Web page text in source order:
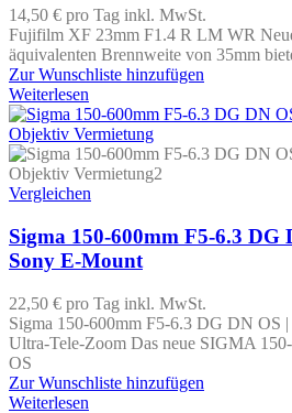
14,50 € pro Tag inkl. MwSt.
Fujifilm XF 23mm F1.4 R LM WR
äquivalenten Brennweite von 35mm
Zur Wunschliste hinzufügen
Weiterlesen
Vergleichen
Sigma 150-600mm F5-6.3 DG
Sony E-Mount
22,50 € pro Tag inkl. MwSt.
Sigma 150-600mm F5-6.3 DG DN OS
Ultra-Tele-Zoom Das neue SIGMA
OS
Zur Wunschliste hinzufügen
Weiterlesen